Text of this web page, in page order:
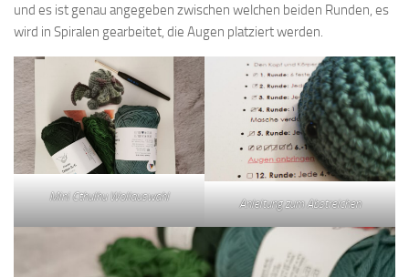
und es ist genau angegeben zwischen welchen beiden Runden, es
wird in Spiralen gearbeitet, die Augen platziert werden.
Mini Cthulhu Wollauswahl
Anleitung zum Abstreichen